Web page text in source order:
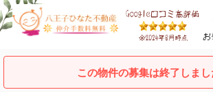
この物件の募集は終了しまし